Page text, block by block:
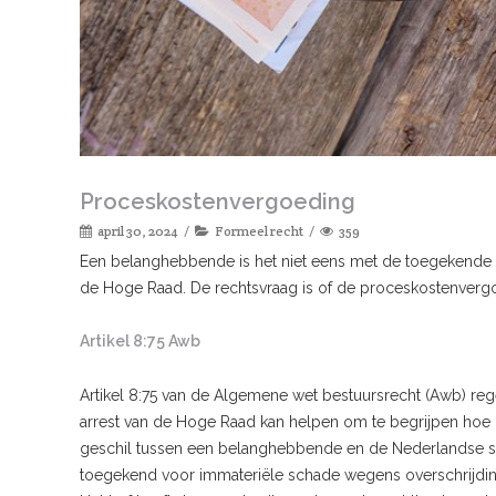
Proceskostenvergoeding
april 30, 2024 Formeel recht 359
Een belanghebbende is het niet eens met de
de Hoge Raad. De rechtsvraag is of de
Artikel 8:75 Awb
Artikel 8:75 van de Algemene wet bestuursrecht (Awb)
arrest van de Hoge Raad kan helpen om te begrijpen
geschil tussen een belanghebbende en de Nederlandse
toegekend voor immateriële schade wegens